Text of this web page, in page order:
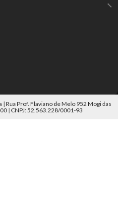
Rua Prof. Flaviano de Melo 952 Mogi das
| CNPJ: 52.563.228/0001-93